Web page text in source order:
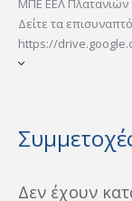
ΜΠΕ ΕΕΛ
Δείτε τα
https://
Δεν έχουν